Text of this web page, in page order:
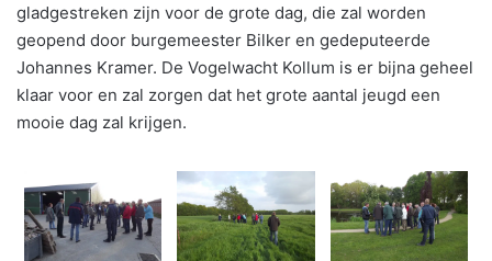
gladgestreken zijn voor de grote dag, die zal worden
geopend door burgemeester Bilker en gedeputeerde
Johannes Kramer. De Vogelwacht Kollum is er bijna geheel
klaar voor en zal zorgen dat het grote aantal jeugd een
mooie dag zal krijgen.